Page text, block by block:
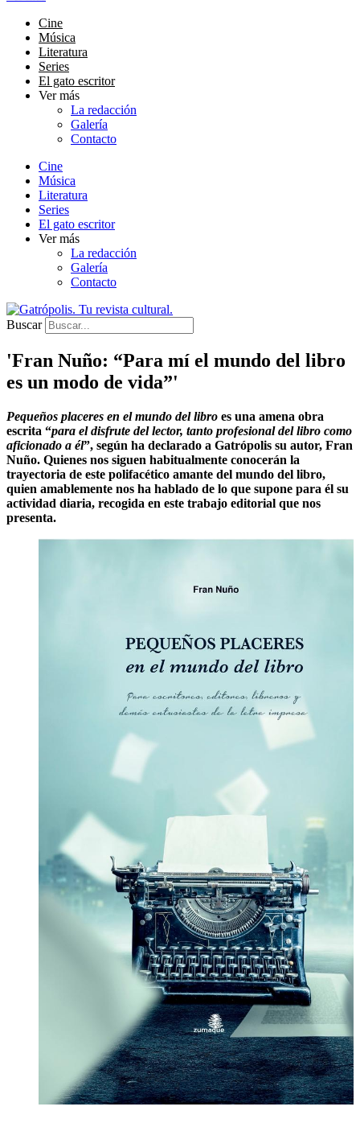
Cine
Música
Literatura
Series
El gato escritor
Ver más
La redacción
Galería
Contacto
Cine
Música
Literatura
Series
El gato escritor
Ver más
La redacción
Galería
Contacto
Buscar
'Fran Nuño: “Para mí el mundo del libro
es un modo de vida”'
Pequeños placeres en el mundo del libro es una amena obra
escrita “para el disfrute del lector, tanto profesional del libro como
aficionado a él”, según ha declarado a Gatrópolis su autor, Fran
Nuño. Quienes nos siguen habitualmente conocerán la
trayectoria de este polifacético amante del mundo del libro,
quien amablemente nos ha hablado de lo que supone para él su
actividad diaria, recogida en este trabajo editorial que nos
presenta.